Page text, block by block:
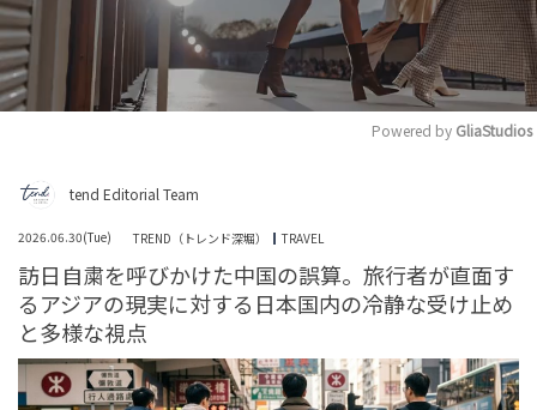
ひろゆき「なんで、税金でマンションの整備せなあかん
HUMAN（話題の人）
LEADERS
tend Editorial Team
ィ・林下清志氏がブログで8度目の結婚を報告
HUMAN（話題の人）
ENTERTAINMENT
Powered by GliaStudios
tend Editorial Team
2026.06.30(Tue) TREND（トレンド深堀） TRAVEL
訪日自粛を呼びかけた中国の誤算。旅行者が直面す
るアジアの現実に対する日本国内の冷静な受け止め
と多様な視点